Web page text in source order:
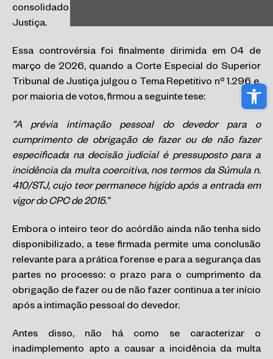
consolidado na Súmula nº 410 do Superior Tribunal de
Justiça.
Essa controvérsia foi finalmente dirimida em 04 de
março de 2026, quando a Corte Especial do Superior
Tribunal de Justiça julgou o Tema Repetitivo nº 1.296 e,
por maioria de votos, firmou a seguinte tese:
“A prévia intimação pessoal do devedor para o
cumprimento de obrigação de fazer ou de não fazer
especificada na decisão judicial é pressuposto para a
incidência da multa coercitiva, nos termos da Súmula n.
410/STJ, cujo teor permanece hígido após a entrada em
vigor do CPC de 2015.”
Embora o inteiro teor do acórdão ainda não tenha sido
disponibilizado, a tese firmada permite uma conclusão
relevante para a prática forense e para a segurança das
partes no processo: o prazo para o cumprimento da
obrigação de fazer ou de não fazer continua a ter início
após a intimação pessoal do devedor.
Antes disso, não há como se caracterizar o
inadimplemento apto a causar a incidência da multa